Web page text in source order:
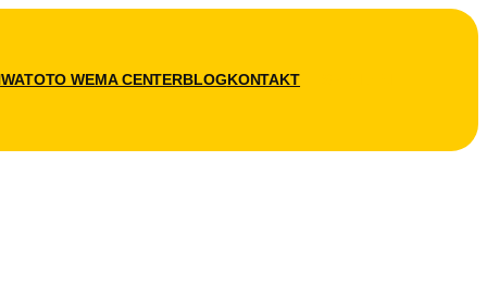
WATOTO WEMA CENTERBLOGKONTAKT